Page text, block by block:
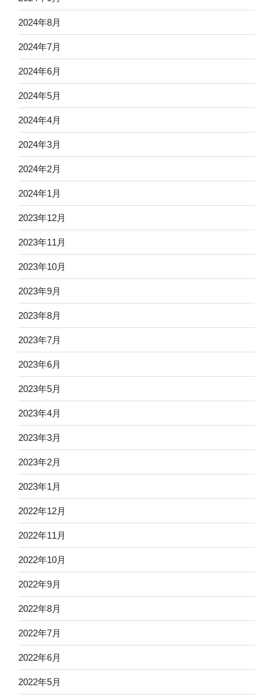
2024年8月
2024年7月
2024年6月
2024年5月
2024年4月
2024年3月
2024年2月
2024年1月
2023年12月
2023年11月
2023年10月
2023年9月
2023年8月
2023年7月
2023年6月
2023年5月
2023年4月
2023年3月
2023年2月
2023年1月
2022年12月
2022年11月
2022年10月
2022年9月
2022年8月
2022年7月
2022年6月
2022年5月